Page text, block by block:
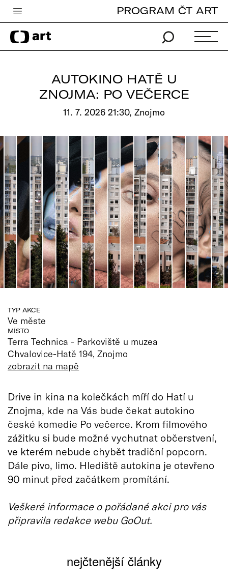
Česká televize
Zpravodajství
Vše o ČT
PROGRAM ČT ART
AUTOKINO HATĚ U
ZNOJMA: PO VEČERCE
11. 7. 2026 21:30, Znojmo
TYP AKCE
Ve měste
MÍSTO
Terra Technica - Parkoviště u muzea
Chvalovice-Hatě 194, Znojmo
zobrazit na mapě
Drive in kina na kolečkách míří do Hatí u
Znojma, kde na Vás bude čekat autokino
české komedie Po večerce. Krom filmového
zážitku si bude možné vychutnat občerstvení,
ve kterém nebude chybět tradiční popcorn.
Dále pivo, limo. Hlediště autokina je otevřeno
90 minut před začátkem promítání.
Veškeré informace o pořádané akci pro vás
připravila redakce webu GoOut.
nejčtenější články